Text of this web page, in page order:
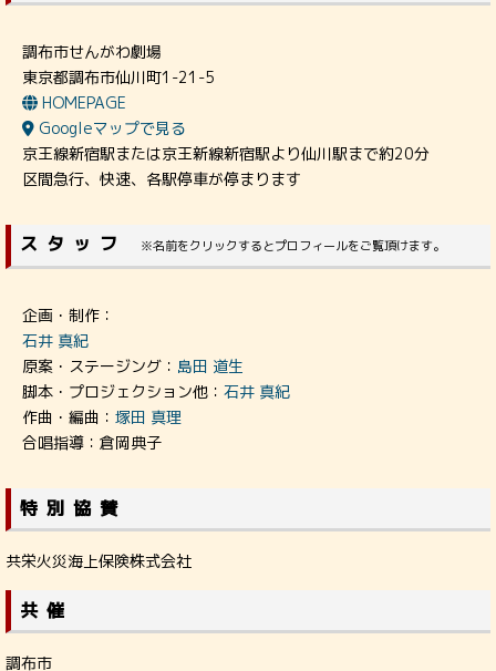
調布市せんがわ劇場
東京都調布市仙川町1-21-5
HOMEPAGE
Googleマップで見る
京王線新宿駅または京王新線新宿駅より仙川駅まで約20分
区間急行、快速、各駅停車が停まります
スタッフ ※名前をクリックするとプロフィールをご覧頂けます。
企画・制作：
石井 真紀
原案・ステージング： 島田 道生
脚本・プロジェクション他： 石井 真紀
作曲・編曲： 塚田 真理
合唱指導：倉岡典子
特別協賛
共栄火災海上保険株式会社
共催
調布市